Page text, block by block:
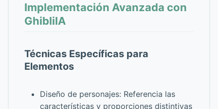
Implementación Avanzada con
GhibliIA
Técnicas Específicas para
Elementos
Diseño de personajes: Referencia las
características y proporciones distintivas